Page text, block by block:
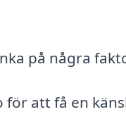
på några
att få en